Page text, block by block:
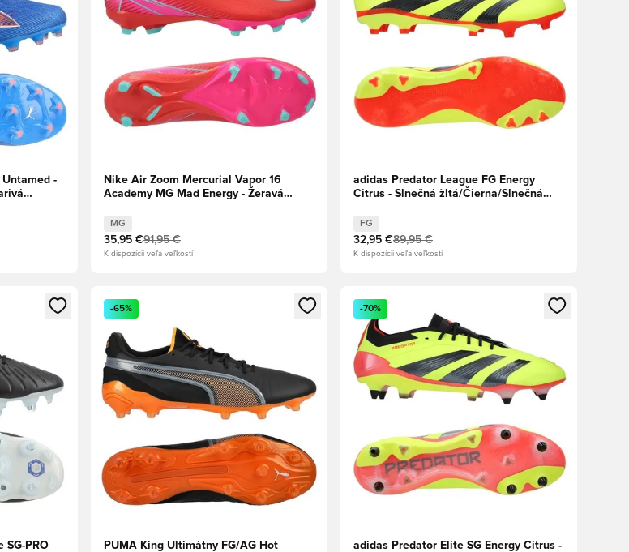
-
Nike Air Zoom Mercurial Vapor 16
Academy MG Mad Energy - Žeravá
MG
35,95 €91,95 €
K dispozícii veľa veľkostí
adidas Predator League FG Energy
Citrus - Slnečná žltá/Čierna/Slnečná
FG
32,95 €89,95 €
K dispozícii veľa veľkostí
alebo registráciu ako člen
SG-PRO
Otvorí modál na prihlásenie alebo registráciu ako člen
-65%
PUMA King Ultimátny FG/AG Hot
Otvorí modál na prihlásenie alebo registráciu ako
-70%
adidas Predator Elite SG Energy Citrus -